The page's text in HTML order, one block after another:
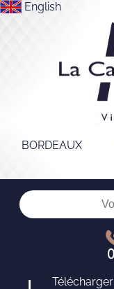
English
BORDEAUX
Télécharger